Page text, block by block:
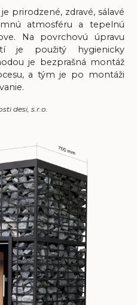
prirodzené, zdravé, sálavé
atmosféru a tepelnú
Na povrchovú úpravu
je použitý hygienicky
je bezprašná montáž
a tým je po montáži
desi, s.r.o.